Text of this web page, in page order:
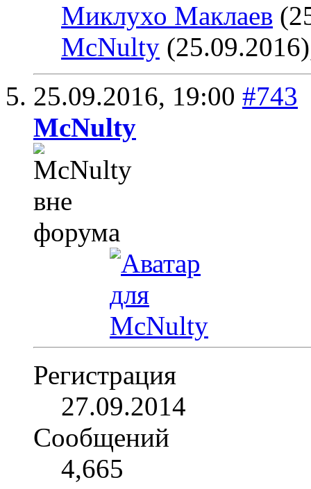
Миклухо Маклаев
McNulty
25.09.2016, 19:00 #743
McNulty
Регистрация
27.09.2014
Сообщений
4,665